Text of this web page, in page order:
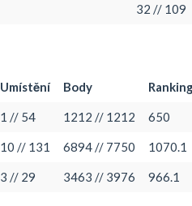
32 // 109
Umístění Body
1 // 54 1212 // 1212 650
10 // 131 6894 // 7750 1070.1
3 // 29 3463 // 3976 966.1